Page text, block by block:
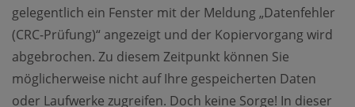
gelegentlich ein Fenster mit der Meldung „Datenfehler
(CRC-Prüfung)“ angezeigt und der Kopiervorgang wird
abgebrochen. Zu diesem Zeitpunkt können Sie
möglicherweise nicht auf Ihre gespeicherten Daten
oder Laufwerke zugreifen. Doch keine Sorge! In dieser